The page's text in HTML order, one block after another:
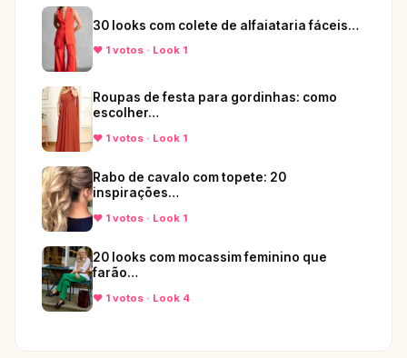
30 looks com colete de alfaiataria fáceis…
♥ 1 votos · Look 1
Roupas de festa para gordinhas: como
escolher…
♥ 1 votos · Look 1
Rabo de cavalo com topete: 20
inspirações…
♥ 1 votos · Look 1
20 looks com mocassim feminino que
farão…
♥ 1 votos · Look 4